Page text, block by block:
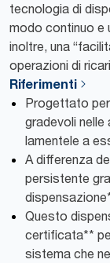
tecnologia di
modo continuo e
inoltre, una
operazioni di
Riferimenti
Progettato
gradevoli
lamentele a
A differenza
persistente
Questo
certificata**
sistema che